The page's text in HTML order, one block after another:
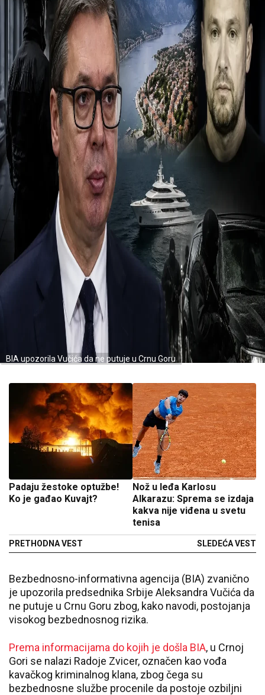
BIA upozorila Vučića da ne putuje u Crnu Goru
Padaju žestoke optužbe!
Ko je gađao Kuvajt?
PRETHODNA VEST
Nož u leđa Karlosu
Alkarazu: Sprema se izdaja
kakva nije viđena u svetu
tenisa
SLEDEĆA VEST
Bezbednosno-informativna agencija (BIA) zvanično
je upozorila predsednika Srbije Aleksandra Vučića da
ne putuje u Crnu Goru zbog, kako navodi, postojanja
visokog bezbednosnog rizika.
Prema informacijama do kojih je došla BIA, u Crnoj
Gori se nalazi Radoje Zvicer, označen kao vođa
kavačkog kriminalnog klana, zbog čega su
bezbednosne službe procenile da postoje ozbiljni